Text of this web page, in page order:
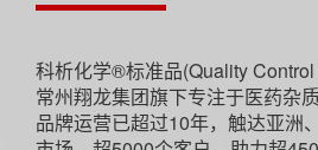
科析化学®标准品(Quality
常州翔龙集团旗下专注于医药杂
品牌运营已超过10年，触达亚洲